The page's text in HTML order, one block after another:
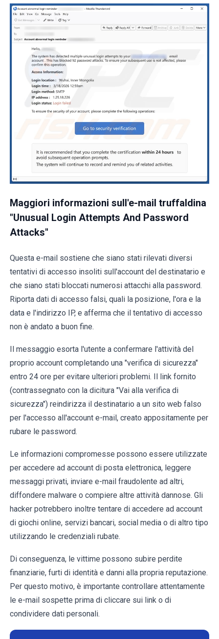
Maggiori informazioni sull'e-mail truffaldina
"Unusual Login Attempts And Password
Attacks"
Questa e-mail sostiene che siano stati rilevati diversi
tentativi di accesso insoliti sull'account del destinatario e
che siano stati bloccati numerosi attacchi alla password.
Riporta dati di accesso falsi, quali la posizione, l'ora e la
data e l'indirizzo IP, e afferma che il tentativo di accesso
non è andato a buon fine.
Il messaggio esorta l'utente a confermare l'attività del
proprio account completando una "verifica di sicurezza"
entro 24 ore per evitare ulteriori problemi. Il link fornito
(contrassegnato con la dicitura "Vai alla verifica di
sicurezza") reindirizza il destinatario a un sito web falso
per l'accesso all'account e-mail, creato appositamente per
rubare le password.
Le informazioni compromesse possono essere utilizzate
per accedere ad account di posta elettronica, leggere
messaggi privati, inviare e-mail fraudolente ad altri,
diffondere malware o compiere altre attività dannose. Gli
hacker potrebbero inoltre tentare di accedere ad account
di giochi online, servizi bancari, social media o di altro tipo
utilizzando le credenziali rubate.
Di conseguenza, le vittime possono subire perdite
finanziarie, furti di identità e danni alla propria reputazione.
Per questo motivo, è importante controllare attentamente
le e-mail sospette prima di cliccare sui link o di
condividere dati personali.